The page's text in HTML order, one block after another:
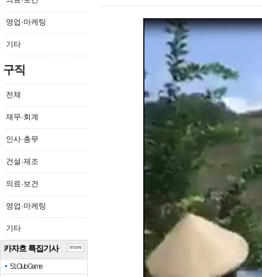
영업·마케팅
기타
구직
전체
재무·회계
인사·총무
건설·제조
의료·보건
영업·마케팅
기타
카자흐 특집기사
51 Club Game
more